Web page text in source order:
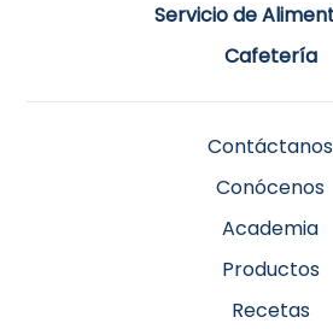
Servicio de
Cafetería
Contáctanos
Conócenos
Academia
Productos
Recetas